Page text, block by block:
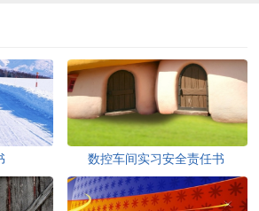
数控车间实习安全责任书